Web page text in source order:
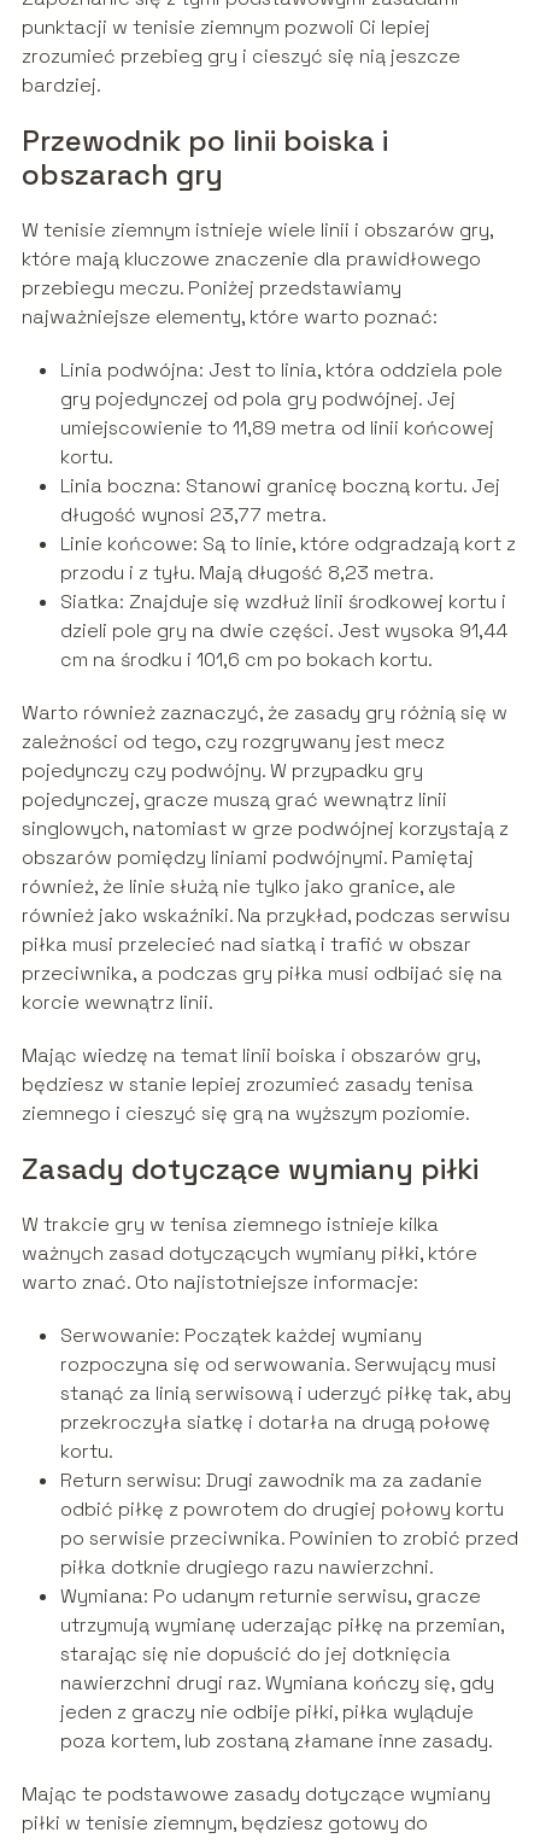
punktacji w tenisie ziemnym pozwoli Ci lepiej
zrozumieć przebieg gry i cieszyć się nią jeszcze
bardziej.
Przewodnik po linii boiska i
obszarach gry
W tenisie ziemnym istnieje wiele linii i obszarów gry,
które mają kluczowe znaczenie dla prawidłowego
przebiegu meczu. Poniżej przedstawiamy
najważniejsze elementy, które warto poznać:
Linia podwójna: Jest to linia, która oddziela pole
gry pojedynczej od pola gry podwójnej. Jej
umiejscowienie to 11,89 metra od linii końcowej
kortu.
Linia boczna: Stanowi granicę boczną kortu. Jej
długość wynosi 23,77 metra.
Linie końcowe: Są to linie, które odgradzają kort z
przodu i z tyłu. Mają długość 8,23 metra.
Siatka: Znajduje się wzdłuż linii środkowej kortu i
dzieli pole gry na dwie części. Jest wysoka 91,44
cm na środku i 101,6 cm po bokach kortu.
Warto również zaznaczyć, że zasady gry różnią się w
zależności od tego, czy rozgrywany jest mecz
pojedynczy czy podwójny. W przypadku gry
pojedynczej, gracze muszą grać wewnątrz linii
singlowych, natomiast w grze podwójnej korzystają z
obszarów pomiędzy liniami podwójnymi. Pamiętaj
również, że linie służą nie tylko jako granice, ale
również jako wskaźniki. Na przykład, podczas serwisu
piłka musi przelecieć nad siatką i trafić w obszar
przeciwnika, a podczas gry piłka musi odbijać się na
korcie wewnątrz linii.
Mając wiedzę na temat linii boiska i obszarów gry,
będziesz w stanie lepiej zrozumieć zasady tenisa
ziemnego i cieszyć się grą na wyższym poziomie.
Zasady dotyczące wymiany piłki
W trakcie gry w tenisa ziemnego istnieje kilka
ważnych zasad dotyczących wymiany piłki, które
warto znać. Oto najistotniejsze informacje:
Serwowanie: Początek każdej wymiany
rozpoczyna się od serwowania. Serwujący musi
stanąć za linią serwisową i uderzyć piłkę tak, aby
przekroczyła siatkę i dotarła na drugą połowę
kortu.
Return serwisu: Drugi zawodnik ma za zadanie
odbić piłkę z powrotem do drugiej połowy kortu
po serwisie przeciwnika. Powinien to zrobić przed
piłka dotknie drugiego razu nawierzchni.
Wymiana: Po udanym returnie serwisu, gracze
utrzymują wymianę uderzając piłkę na przemian,
starając się nie dopuścić do jej dotknięcia
nawierzchni drugi raz. Wymiana kończy się, gdy
jeden z graczy nie odbije piłki, piłka wyląduje
poza kortem, lub zostaną złamane inne zasady.
Mając te podstawowe zasady dotyczące wymiany
piłki w tenisie ziemnym, będziesz gotowy do